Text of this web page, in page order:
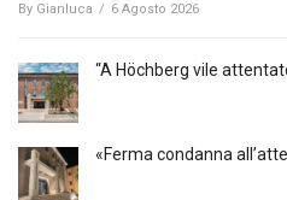
By Gianluca / 6 Agosto 2026
“A Höchberg vile
«Ferma condanna